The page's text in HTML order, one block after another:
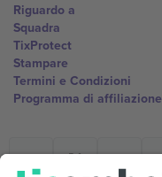
Riguardo a
Squadra
TixProtect
Stampare
Termini e Condizioni
Programma di affiliazione